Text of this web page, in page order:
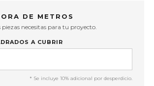
DE METROS
necesitas para tu proyecto.
A CUBRIR
* Se incluye 10% adicional por desperdicio.